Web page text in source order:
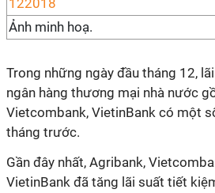
Ảnh minh hoạ.
Trong những ngày đầu tháng 12,
ngân hàng thương mại nhà nước
Vietcombank, VietinBank có một
tháng trước.
Gần đây nhất, Agribank,
VietinBank đã tăng lãi suất tiết